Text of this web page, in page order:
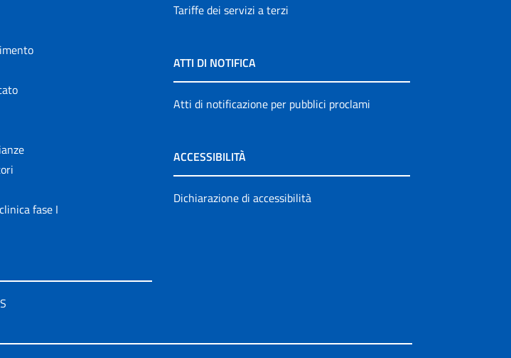
fase I
Tariffe dei servizi a terzi
ATTI DI NOTIFICA
Atti di notificazione per pubblici proclami
ACCESSIBILITÀ
Dichiarazione di accessibilità